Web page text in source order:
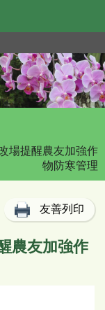
場提醒農友加強作
物防寒管理
Line 友善列印
農友加強作